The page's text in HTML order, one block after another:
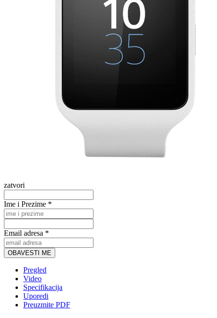
zatvori
Ime i Prezime *
Email adresa *
OBAVESTI ME
Pregled
Video
Specifikacija
Uporedi
Preuzmite PDF